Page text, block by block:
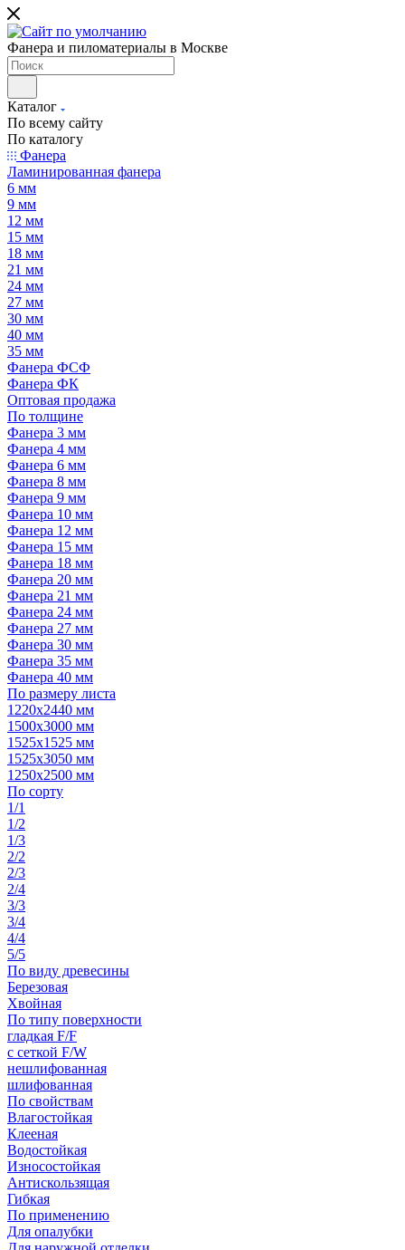
Фанера и пиломатериалы в Москве
Каталог
По всему сайту
По каталогу
Фанера
Ламинированная фанера
6 мм
9 мм
12 мм
15 мм
18 мм
21 мм
24 мм
27 мм
30 мм
40 мм
35 мм
Фанера ФСФ
Фанера ФК
Оптовая продажа
По толщине
Фанера 3 мм
Фанера 4 мм
Фанера 6 мм
Фанера 8 мм
Фанера 9 мм
Фанера 10 мм
Фанера 12 мм
Фанера 15 мм
Фанера 18 мм
Фанера 20 мм
Фанера 21 мм
Фанера 24 мм
Фанера 27 мм
Фанера 30 мм
Фанера 35 мм
Фанера 40 мм
По размеру листа
1220х2440 мм
1500х3000 мм
1525x1525 мм
1525х3050 мм
1250х2500 мм
По сорту
1/1
1/2
1/3
2/2
2/3
2/4
3/3
3/4
4/4
5/5
По виду древесины
Березовая
Хвойная
По типу поверхности
гладкая F/F
с сеткой F/W
нешлифованная
шлифованная
По свойствам
Влагостойкая
Клееная
Водостойкая
Износостойкая
Антискользящая
Гибкая
По применению
Для опалубки